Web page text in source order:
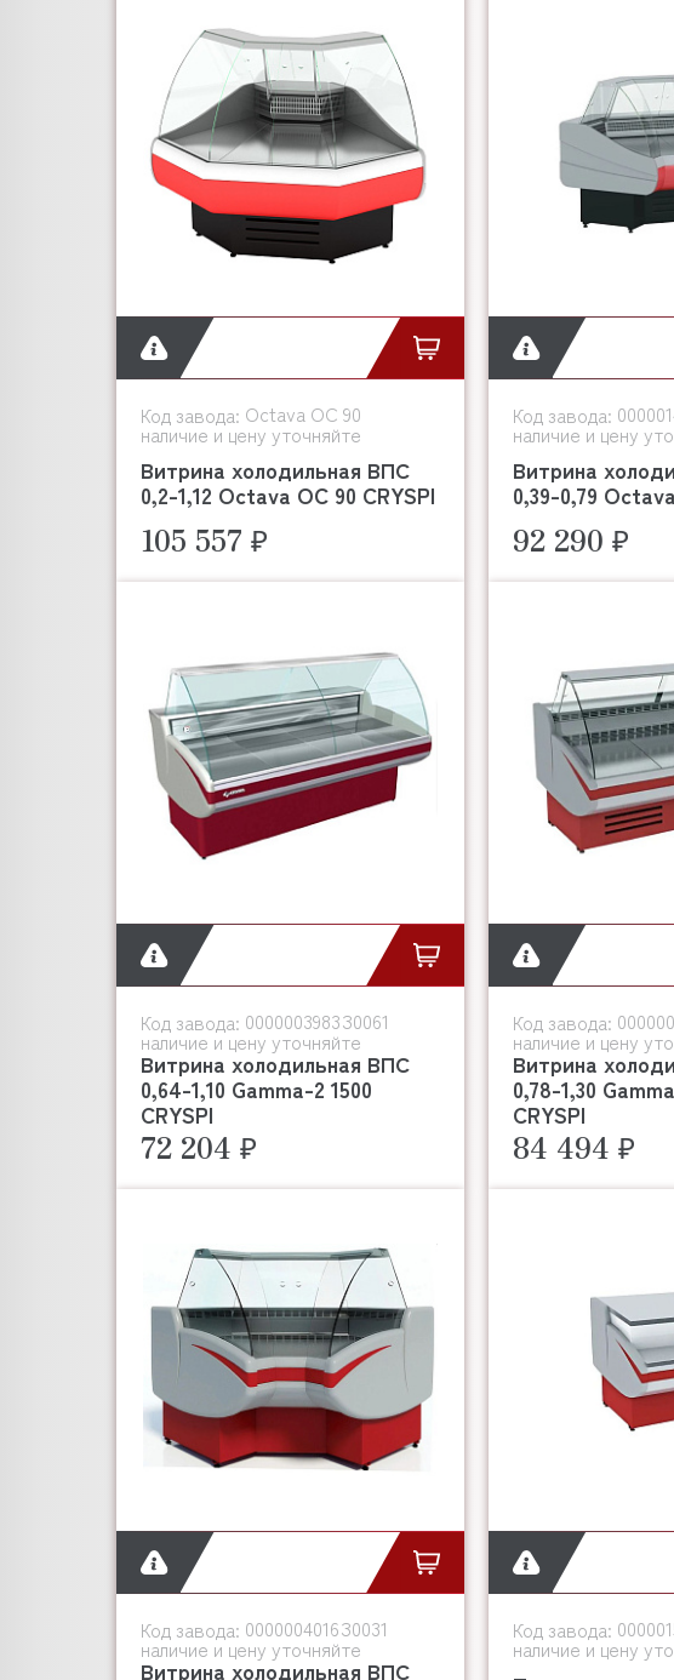
Код завода: Octava OC 90
наличие и цену уточняйте
Витрина холодильная ВПС
0,2-1,12 Octava OC 90 CRYSPI
105 557 ₽
Код завода:
наличие и цену
Витрина
0,39-0,79
92 290 ₽
Код завода: 0000003983З0061
наличие и цену уточняйте
Витрина холодильная ВПС
0,64-1,10 Gamma-2 1500
CRYSPI
72 204 ₽
Код завода:
наличие и цену
Витрина
0,78-1,30
CRYSPI
84 494 ₽
Код завода: 0000004016З0031
наличие и цену уточняйте
Витрина холодильная ВПС
Код завода:
наличие и цену